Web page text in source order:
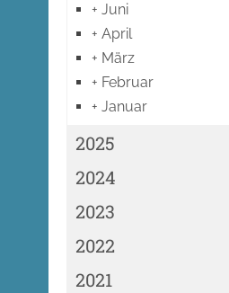
+ Juni
+ April
+ März
+ Februar
+ Januar
2025
2024
2023
2022
2021